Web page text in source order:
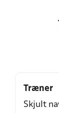
Træner
Skjult